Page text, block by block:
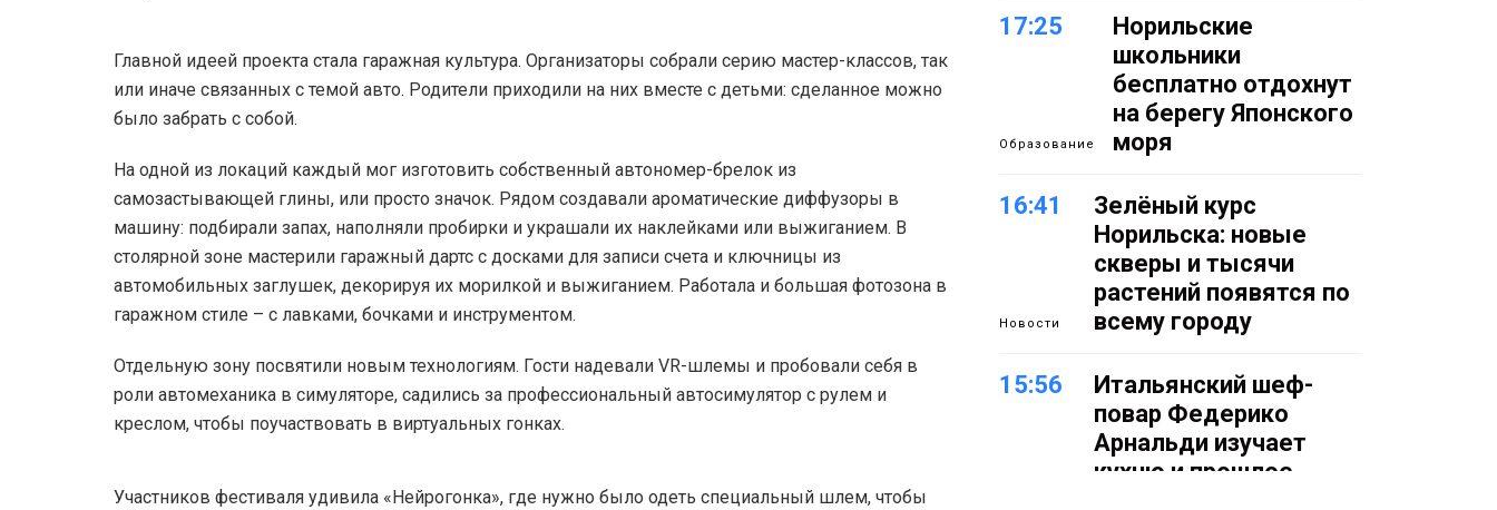
Главной идеей проекта стала гаражная культура. Организаторы собрали серию мастер-классов, так
или иначе связанных с темой авто. Родители приходили на них вместе с детьми: сделанное можно
было забрать с собой.
На одной из локаций каждый мог изготовить собственный автономер-брелок из
самозастывающей глины, или просто значок. Рядом создавали ароматические диффузоры в
машину: подбирали запах, наполняли пробирки и украшали их наклейками или выжиганием. В
столярной зоне мастерили гаражный дартс с досками для записи счета и ключницы из
автомобильных заглушек, декорируя их морилкой и выжиганием. Работала и большая фотозона в
гаражном стиле – с лавками, бочками и инструментом.
Отдельную зону посвятили новым технологиям. Гости надевали VR-шлемы и пробовали себя в
роли автомеханика в симуляторе, садились за профессиональный автосимулятор с рулем и
креслом, чтобы поучаствовать в виртуальных гонках.
Участников фестиваля удивила «Нейрогонка», где нужно было одеть специальный шлем, чтобы
17:25
Образование
Норильские
школьники
бесплатно отдохнут
на берегу Японского
моря
16:41
Новости
Зелёный курс
Норильска: новые
скверы и тысячи
растений появятся по
всему городу
15:56
Итальянский шеф-
повар Федерико
Арнальди изучает
кухню и прошлое